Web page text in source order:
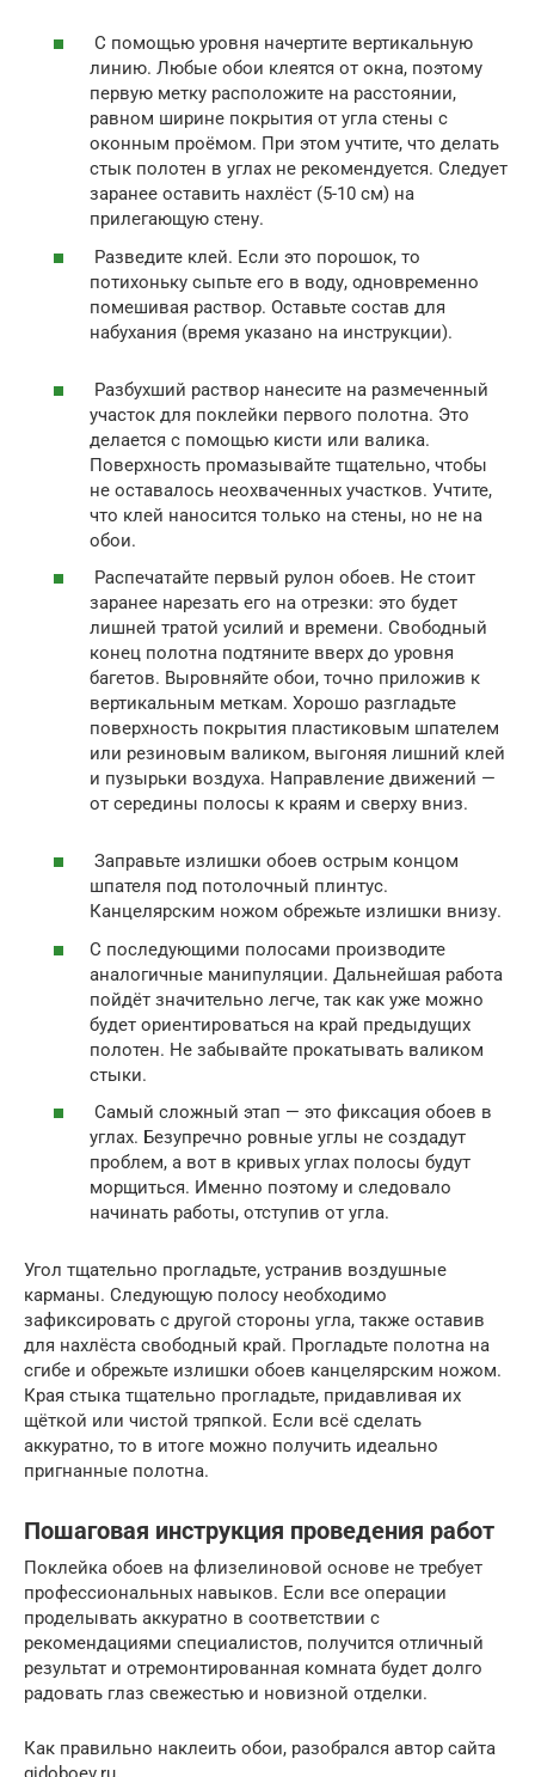
С помощью уровня начертите вертикальную
линию. Любые обои клеятся от окна, поэтому
первую метку расположите на расстоянии,
равном ширине покрытия от угла стены с
оконным проёмом. При этом учтите, что делать
стык полотен в углах не рекомендуется. Следует
заранее оставить нахлёст (5-10 см) на
прилегающую стену.
Разведите клей. Если это порошок, то
потихоньку сыпьте его в воду, одновременно
помешивая раствор. Оставьте состав для
набухания (время указано на инструкции).
Разбухший раствор нанесите на размеченный
участок для поклейки первого полотна. Это
делается с помощью кисти или валика.
Поверхность промазывайте тщательно, чтобы
не оставалось неохваченных участков. Учтите,
что клей наносится только на стены, но не на
обои.
Распечатайте первый рулон обоев. Не стоит
заранее нарезать его на отрезки: это будет
лишней тратой усилий и времени. Свободный
конец полотна подтяните вверх до уровня
багетов. Выровняйте обои, точно приложив к
вертикальным меткам. Хорошо разгладьте
поверхность покрытия пластиковым шпателем
или резиновым валиком, выгоняя лишний клей
и пузырьки воздуха. Направление движений —
от середины полосы к краям и сверху вниз.
Заправьте излишки обоев острым концом
шпателя под потолочный плинтус.
Канцелярским ножом обрежьте излишки внизу.
С последующими полосами производите
аналогичные манипуляции. Дальнейшая работа
пойдёт значительно легче, так как уже можно
будет ориентироваться на край предыдущих
полотен. Не забывайте прокатывать валиком
стыки.
Самый сложный этап — это фиксация обоев в
углах. Безупречно ровные углы не создадут
проблем, а вот в кривых углах полосы будут
морщиться. Именно поэтому и следовало
начинать работы, отступив от угла.
Угол тщательно прогладьте, устранив воздушные
карманы. Следующую полосу необходимо
зафиксировать с другой стороны угла, также оставив
для нахлёста свободный край. Прогладьте полотна на
сгибе и обрежьте излишки обоев канцелярским ножом.
Края стыка тщательно прогладьте, придавливая их
щёткой или чистой тряпкой. Если всё сделать
аккуратно, то в итоге можно получить идеально
пригнанные полотна.
Пошаговая инструкция проведения работ
Поклейка обоев на флизелиновой основе не требует
профессиональных навыков. Если все операции
проделывать аккуратно в соответствии с
рекомендациями специалистов, получится отличный
результат и отремонтированная комната будет долго
радовать глаз свежестью и новизной отделки.
Как правильно наклеить обои, разобрался автор сайта